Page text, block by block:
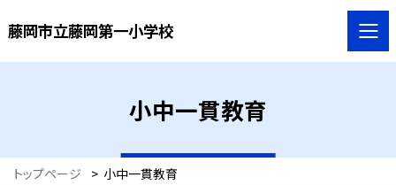
藤岡市立藤岡第一小学校
小中一貫教育
トップページ > 小中一貫教育